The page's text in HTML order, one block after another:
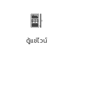
ตู้แช่ไวน์